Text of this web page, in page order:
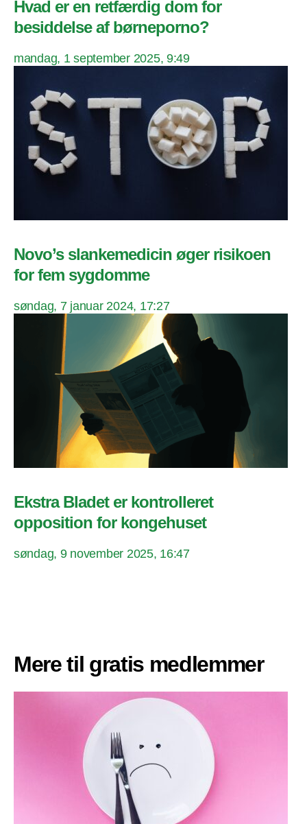
Hvad er en retfærdig dom for
besiddelse af børneporno?
mandag, 1 september 2025, 9:49
Novo’s slankemedicin øger risikoen
for fem sygdomme
søndag, 7 januar 2024, 17:27
Ekstra Bladet er kontrolleret
opposition for kongehuset
søndag, 9 november 2025, 16:47
Mere til gratis medlemmer